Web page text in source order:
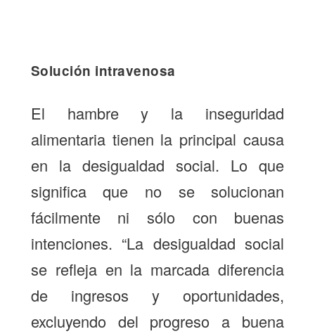
Solución intravenosa
El hambre y la inseguridad
alimentaria tienen la principal causa
en la desigualdad social. Lo que
significa que no se solucionan
fácilmente ni sólo con buenas
intenciones. “La desigualdad social
se refleja en la marcada diferencia
de ingresos y oportunidades,
excluyendo del progreso a buena